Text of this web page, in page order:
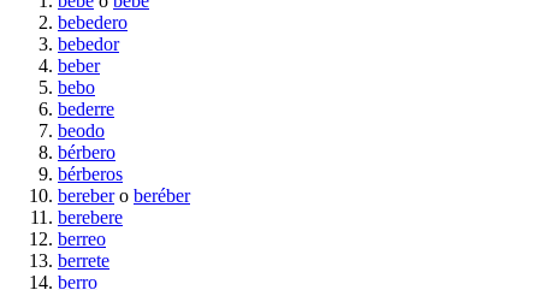
bebedero
bebedor
beber
bebo
bederre
beodo
bérbero
bérberos
berebero beréber
berebere
berreo
berrete
berro